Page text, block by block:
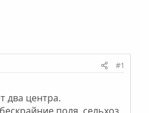
#1
два центра.
поля, сельхоз